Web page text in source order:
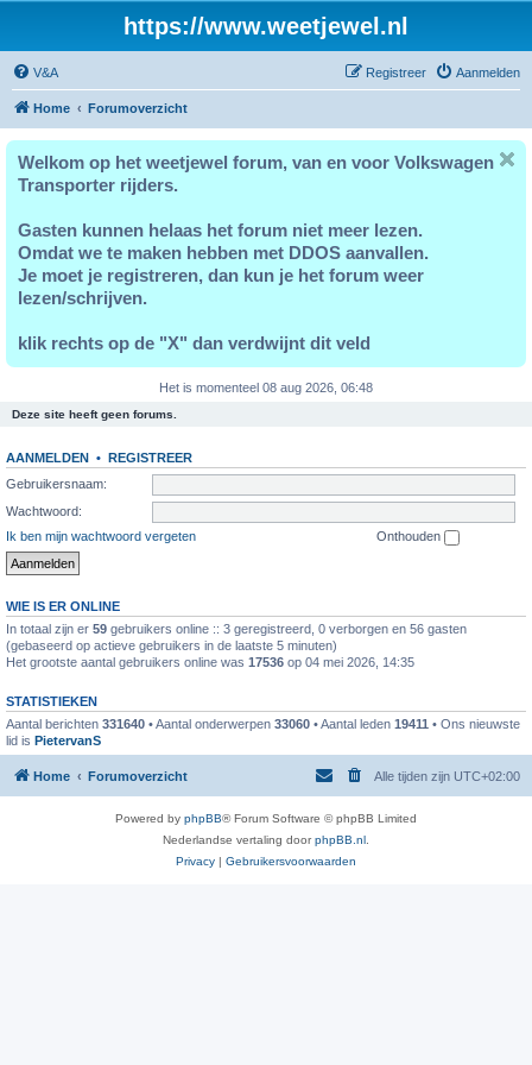
https://www.weetjewel.nl
V&A Aanmelden
Registreer
Home Forumoverzicht
Welkom op het weetjewel forum, van en voor Volkswagen
Transporter rijders.
Gasten kunnen helaas het forum niet meer lezen.
Omdat we te maken hebben met DDOS aanvallen.
Je moet je registreren, dan kun je het forum weer
lezen/schrijven.
klik rechts op de "X" dan verdwijnt dit veld
Het is momenteel 08 aug 2026, 06:48
Deze site heeft geen forums.
AANMELDEN • REGISTREER
Gebruikersnaam:
Wachtwoord:
Ik ben mijn wachtwoord vergeten
Onthouden
WIE IS ER ONLINE
In totaal zijn er 59 gebruikers online :: 3 geregistreerd, 0 verborgen en 56 gasten
(gebaseerd op actieve gebruikers in de laatste 5 minuten)
Het grootste aantal gebruikers online was 17536 op 04 mei 2026, 14:35
STATISTIEKEN
Aantal berichten 331640 • Aantal onderwerpen 33060 • Aantal leden 19411 • Ons nieuwste
lid is PietervanS
Home Forumoverzicht Alle tijden zijn UTC+02:00
Powered by phpBB® Forum Software © phpBB Limited
Nederlandse vertaling doorphpBB.nl
Privacy | Gebruikersvoorwaarden